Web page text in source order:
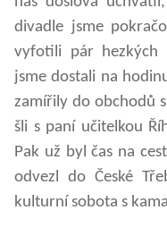
divadle jsme
vyfotili pár hezkých
jsme dostali na
zamířily do obchodů
šli s paní učitelkou
Pak už byl čas na
odvezl do České
kulturní sobota s